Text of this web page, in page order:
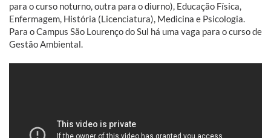
para o curso noturno, outra para o diurno), Educação Física,
Enfermagem, História (Licenciatura), Medicina e Psicologia.
Para o Campus São Lourenço do Sul há uma vaga para o curso de
Gestão Ambiental.